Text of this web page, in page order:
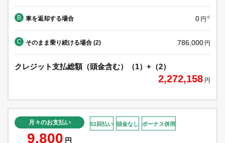
B 車を返却する場合 0 円 ※
C そのまま乗り続ける場合 (2) 786,000 円
クレジット支払総額（頭金含む）（1）+（2）
2,272,158 円
月々のお支払い
9,800 円
51回払い 頭金なし ボーナス併用